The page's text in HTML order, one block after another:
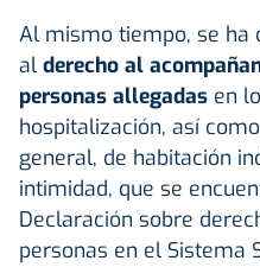
Al mismo tiempo, se ha
al derecho al
personas allegadas en
hospitalización, así
general, de habitación
intimidad, que se
Declaración sobre
personas en el Sistema